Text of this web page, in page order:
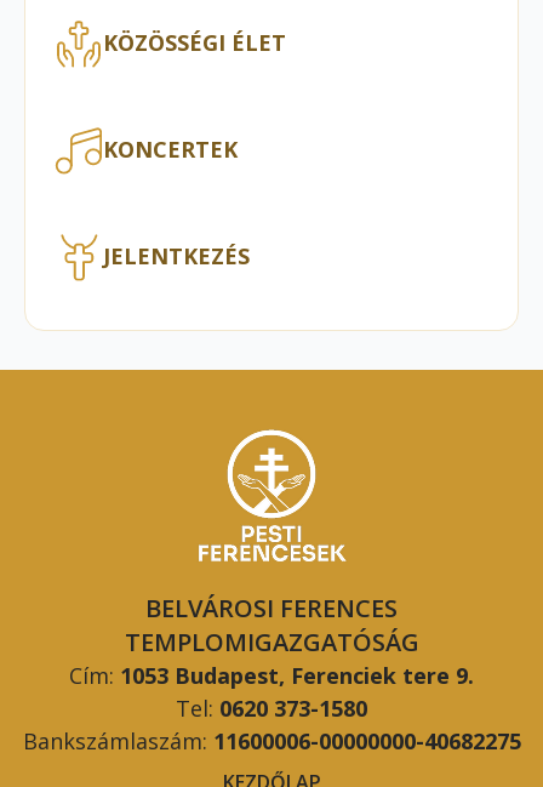
KÖZÖSSÉGI ÉLET
KONCERTEK
JELENTKEZÉS
BELVÁROSI FERENCES
TEMPLOMIGAZGATÓSÁG
Cím: 1053 Budapest, Ferenciek tere 9.
Tel: 0620 373-1580
Bankszámlaszám: 11600006-00000000-40682275